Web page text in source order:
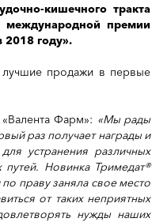
кишечного тракта
международной премии
году».
лучшие продажи в первые
Фарм»: «Мы рады
раз получает награды и
устранения различных
Новинка Тримедат®
праву заняла свое место
от таких неприятных
нужды наших